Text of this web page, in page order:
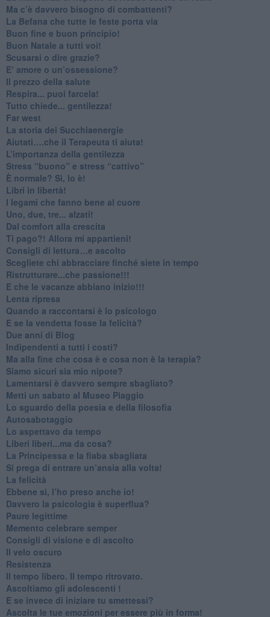
​Ma c’è davvero bisogno di combattenti?
​La Befana che tutte le feste porta via
Buon fine e buon principio!
​Buon Natale a tutti voi!
​Scusarsi o dire grazie?
​E’ amore o un’ossessione?
​Il prezzo della salute
​Respira... puoi farcela!
​Tutto chiede... gentilezza!
​Far west
​La storia dei Succhiaenergie
​Aiutati….che il Terapeuta ti aiuta!
​L’importanza della gentilezza
​Stress “buono” e stress “cattivo”
​È normale? Sì, lo è!
​Libri in libertà!
​I legami che fanno bene al cuore
Uno, due, tre... alzati!​
​Dal comfort alla crescita
​Ti pago?! Allora mi appartieni!​
​Consigli di lettura…e ascolto
​Scegliete chi abbracciare finché siete in tempo
​Ristrutturare...che passione!!!
​E che le vacanze abbiano inizio!!!
​Lenta ripresa
​Quando a raccontarsi è lo psicologo
​E se la vendetta fosse la felicità?
​Due anni di Blog
​Indipendenti a tutti i costi?
​Ma alla fine che cosa è e cosa non è la terapia?
​Siamo sicuri sia mio nipote?
​Lamentarsi è davvero sempre sbagliato?
​Metti un sabato al Museo Piaggio
​Lo sguardo della poesia e della filosofia
Autosabotaggio
​Lo aspettavo da tempo
​Liberi liberi...ma da cosa?
​La Principessa e la fiaba sbagliata
Si prega di entrare un’ansia alla volta!
​La felicità
​Ebbene sì, l’ho preso anche io!
​Davvero la psicologia è superflua?
Paure legittime
​Memento celebrare semper
​Consigli di visione e di ascolto
​Il velo oscuro
Resistenza
​Il tempo libero. Il tempo ritrovato.
Ascoltiamo gli adolescenti !
​E se invece di iniziare tu smettessi?
​Ascolta le tue emozioni per essere più in forma!